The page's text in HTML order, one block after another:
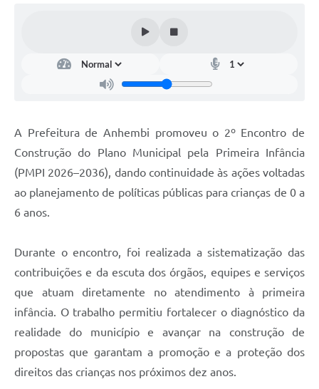
A Prefeitura de Anhembi promoveu o 2º Encontro de
Construção do Plano Municipal pela Primeira Infância
(PMPI 2026–2036), dando continuidade às ações voltadas
ao planejamento de políticas públicas para crianças de 0 a
6 anos.
Durante o encontro, foi realizada a sistematização das
contribuições e da escuta dos órgãos, equipes e serviços
que atuam diretamente no atendimento à primeira
infância. O trabalho permitiu fortalecer o diagnóstico da
realidade do município e avançar na construção de
propostas que garantam a promoção e a proteção dos
direitos das crianças nos próximos dez anos.